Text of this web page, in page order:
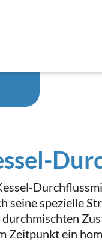
seine spezielle
durchmischten
Zeitpunkt ein